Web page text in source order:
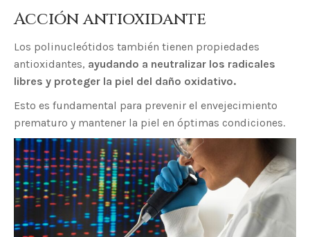
Acción antioxidante
Los polinucleótidos también tienen propiedades
antioxidantes, ayudando a neutralizar los radicales
libres y proteger la piel del daño oxidativo.
Esto es fundamental para prevenir el envejecimiento
prematuro y mantener la piel en óptimas condiciones.